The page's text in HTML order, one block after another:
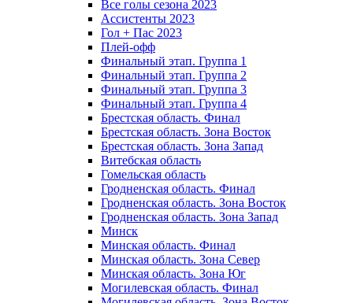
Все голы сезона 2023
Ассистенты 2023
Гол + Пас 2023
Плей-офф
Финальный этап. Группа 1
Финальный этап. Группа 2
Финальный этап. Группа 3
Финальный этап. Группа 4
Брестская область. Финал
Брестская область. Зона Восток
Брестская область. Зона Запад
Витебская область
Гомельская область
Гродненская область. Финал
Гродненская область. Зона Восток
Гродненская область. Зона Запад
Минск
Минская область. Финал
Минская область. Зона Север
Минская область. Зона Юг
Могилевская область. Финал